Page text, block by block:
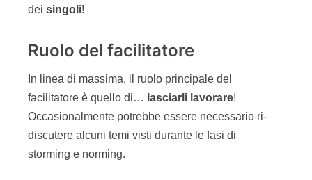
dei singoli!
Ruolo del facilitatore
In linea di massima, il ruolo principale del
facilitatore è quello di… lasciarli lavorare!
Occasionalmente potrebbe essere necessario ri-
discutere alcuni temi visti durante le fasi di
storming e norming.